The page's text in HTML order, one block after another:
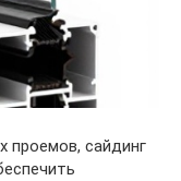
проемов, сайдинг